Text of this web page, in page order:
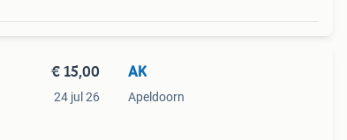
€ 15,00
24 jul 26
AK
Apeldoorn